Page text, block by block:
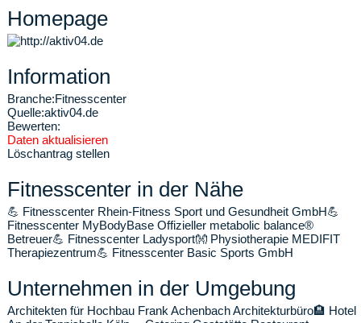
Homepage
Information
Branche:Fitnesscenter
Quelle:aktiv04.de
Bewerten:
Daten aktualisieren
Löschantrag stellen
Fitnesscenter in der Nähe
💪 Fitnesscenter Rhein-Fitness Sport und Gesundheit GmbH💪
Fitnesscenter MyBodyBase Offizieller metabolic balance®
Betreuer💪 Fitnesscenter Ladysport👐 Physiotherapie MEDIFIT
Therapiezentrum💪 Fitnesscenter Basic Sports GmbH
Unternehmen in der Umgebung
Architekten für Hochbau Frank Achenbach Architekturbüro🏨 Hotel